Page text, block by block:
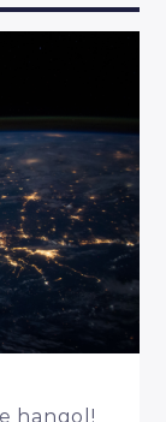
hangol!